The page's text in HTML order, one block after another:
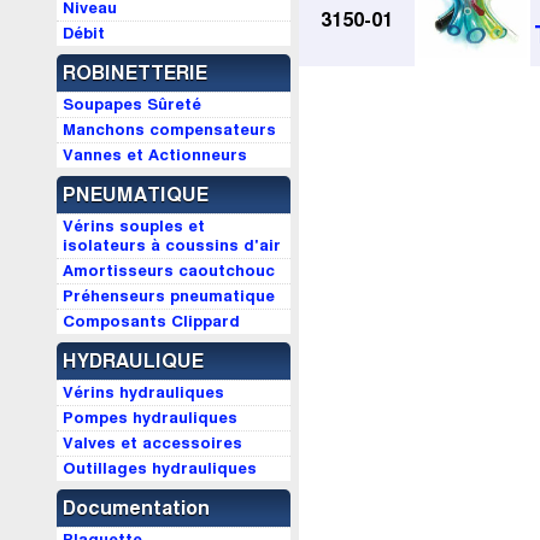
Niveau
Débit
ROBINETTERIE
Soupapes Sûreté
Manchons compensateurs
Vannes et Actionneurs
PNEUMATIQUE
Vérins souples et
isolateurs à coussins d'air
Amortisseurs caoutchouc
Préhenseurs pneumatique
Composants Clippard
HYDRAULIQUE
Vérins hydrauliques
Pompes hydrauliques
Valves et accessoires
Outillages hydrauliques
Documentation
3150-01